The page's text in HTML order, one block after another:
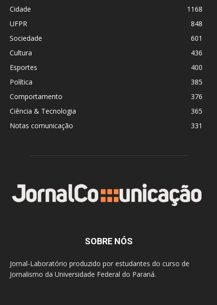
Cidade
1168
UFPR
848
Sociedade
601
Cultura
436
Esportes
400
Política
385
Comportamento
376
Ciência & Tecnologia
365
Notas comunicação
331
SOBRE NÓS
Jornal-Laboratório produzido por estudantes do curso de
Jornalismo da Universidade Federal do Paraná.